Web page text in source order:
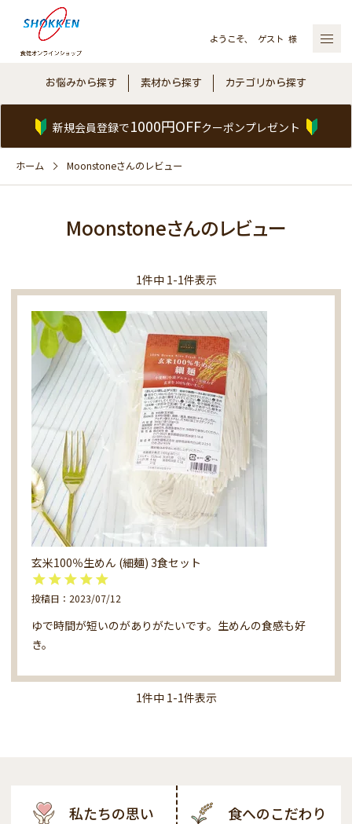
ようこそ、 ゲスト 様
お悩みから探す 素材から探す カテゴリから探す
新規会員登録で1000円OFFクーポンプレゼント
ホーム Moonstoneさんのレビュー
Moonstoneさんのレビュー
1件中 1-1件表示
玄米100％生めん (細麺) 3食セット
投稿日 2023/07/12
ゆで時間が短いのがありがたいです。生めんの食感も好
き。
1件中 1-1件表示
私たちの思い 食へのこだわり